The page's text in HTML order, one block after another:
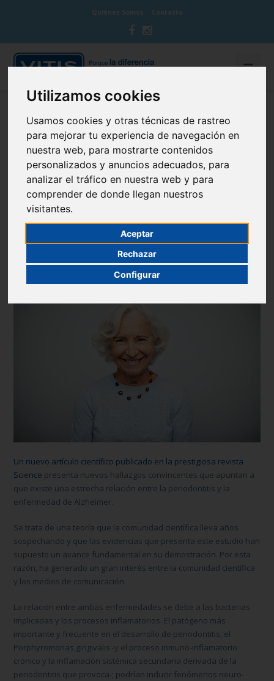
Utilizamos cookies
Usamos cookies y otras técnicas de rastreo
para mejorar tu experiencia de navegación en
nuestra web, para mostrarte contenidos
personalizados y anuncios adecuados, para
analizar el tráfico en nuestra web y para
comprender de donde llegan nuestros
visitantes.
Aceptar
Rechazar
Configurar
Quiénes Somos Contacto
BLOG CUIDA TU BOCA
¿Hay relación entre la salud de tus
encías y el Alzheimer?
11 de July de 2019
Curiosidades,
Un nuevo artículo científico publicado en la prestigiosa revista
Science presenta nuevos hallazgos convincentes que apuntan a
que existe una estrecha relación entre la periodontitis y la
enfermedad de Alzheimer.
Se trata de una teoría que la comunidad científica lleva años
sospechando y que las evidencias que presenta este estudio han
supuesto un avance fundamental en su demostración. Por esta
razón, ha generado un gran interés entre la comunidad científica
y los medios de comunicación.
La relación entre ambas enfermedades se debe a las bacterias
implicadas y los procesos inflamatorios. El patógeno más
importante y frecuente en el desarrollo de periodontitis, el
Porphyromonas gingivalis -y el proceso inmuno-inflamatorio
crónico y la inflamación sistémica secundaria derivada de la
periodontitis que provoca-; podrían inducir fenómenos neuro-